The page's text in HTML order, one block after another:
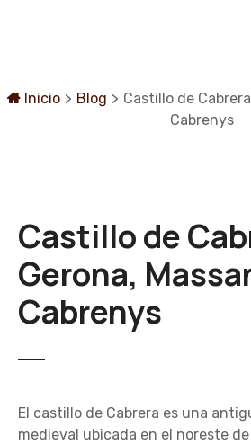
Inicio > Blog > Castillo de
Cabrenys
Castillo de
Gerona,
Cabrenys
El castillo de Cabrera es una
medieval ubicada en el noreste